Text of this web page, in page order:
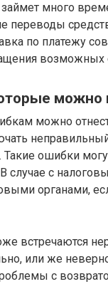
займет много
переводы
по платежу
возможных
можно
можно
ошибки
случае с
органами,
встречаются
или же
с